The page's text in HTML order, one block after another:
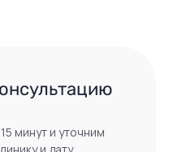
минут и уточним